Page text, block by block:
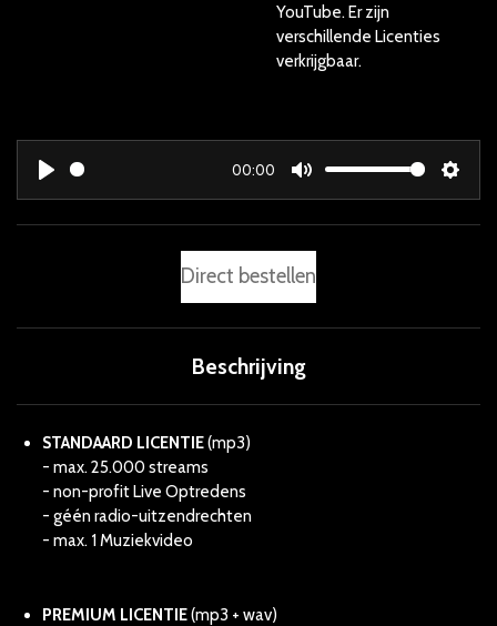
YouTube. Er zijn
verschillende Licenties
verkrijgbaar.
l
00:00
u
t
e
e
n
Direct bestellen
Beschrijving
STANDAARD LICENTIE(mp3)
- max. 25.000 streams
- non-profit Live Optredens
- géén radio-uitzendrechten
- max. 1 Muziekvideo
PREMIUM LICENTIE(mp3 + wav)